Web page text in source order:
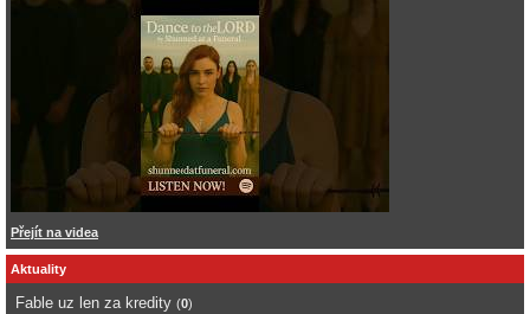
Přejít na videa
Aktuality
Fable uz len za kredity (0)